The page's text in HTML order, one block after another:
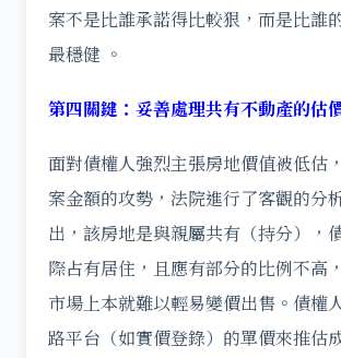
案不是比誰承諾得比較狠，而是比誰
最穩健 。
第四關鍵：妥善處理共有不動產的估
面對債權人強烈主張房地價值被低估
案金額的攻勢，法院進行了客觀的分
出，該房地是與親屬共有（持分），
際占有居住，且應有部分的比例不高
市場上本就難以輕易變價出售。債權
路平台（如實價登錄）的單價來推估